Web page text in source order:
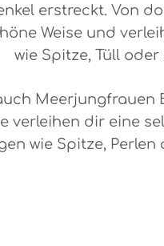
erstreckt. Von
Weise und
wie Spitze, Tüll
verleihen dir eine
wie Spitze,